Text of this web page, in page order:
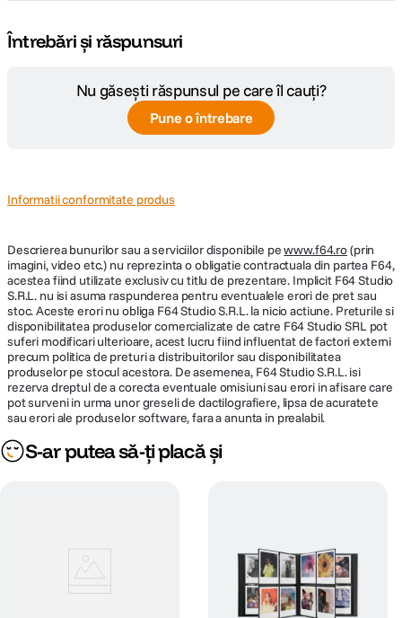
Întrebări și răspunsuri
Nu găsești răspunsul pe care îl cauți?
Pune o întrebare
Informatii conformitate produs
Descrierea bunurilor sau a serviciilor disponibile pewww.f64.ro(prin
imagini, video etc.) nu reprezinta o obligatie contractuala din partea F64,
acestea fiind utilizate exclusiv cu titlu de prezentare. Implicit F64 Studio
S.R.L. nu isi asuma raspunderea pentru eventualele erori de pret sau
stoc. Aceste erori nu obliga F64 Studio S.R.L. la nicio actiune. Preturile si
disponibilitatea produselor comercializate de catre F64 Studio SRL pot
suferi modificari ulterioare, acest lucru fiind influentat de factori externi
precum politica de preturi a distribuitorilor sau disponibilitatea
produselor pe stocul acestora. De asemenea, F64 Studio S.R.L. isi
rezerva dreptul de a corecta eventuale omisiuni sau erori in afisare care
pot surveni in urma unor greseli de dactilografiere, lipsa de acuratete
sau erori ale produselor software, fara a anunta in prealabil.
S-ar putea să-ți placă și